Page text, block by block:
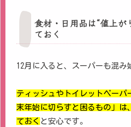
食材・日用品は“値上が
ておく
12月に入ると、スーパーも混み
ティッシュやトイレットペーパ
末年始に切らすと困るもの」は
ておく と安心です。